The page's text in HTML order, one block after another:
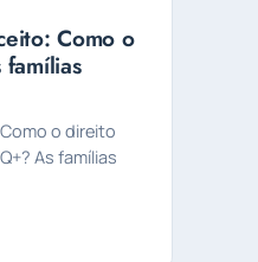
Como o
o direito
As famílias